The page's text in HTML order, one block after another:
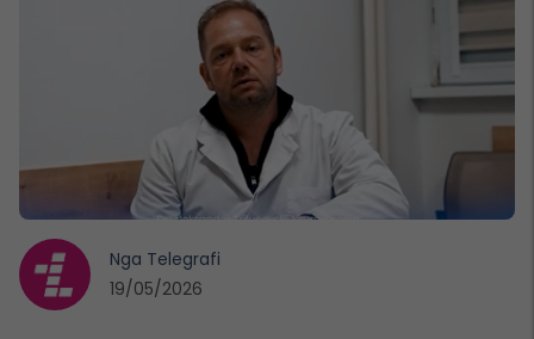
Nga Telegrafi
19/05/2026